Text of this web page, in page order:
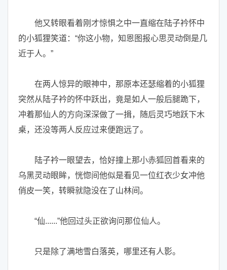
他又转眼看着刚才惊惧之中一直缩在陆子衿怀中
的小狐狸笑道：“你这小物，知恩图报心思灵动倒是几
近于人。”
在两人惊异的眼神中，那原本还瑟缩着的小狐狸
突然从陆子衿的怀中跃出，竟是如人一般后腿跪下，
冲着那仙人的方向深深做了一揖，随后灵巧地跃下木
桌，还没等两人反应过来便跑远了。
陆子衿一眼望去，恰好撞上那小赤狐回首看来的
乌黑灵动眼眸，恍惚间他似是看见一位红衣少女冲他
俏皮一笑，转瞬就隐没在了山林间。
“仙......”他回过头正欲询问那位仙人。
只是除了满地雪白落英，哪里还有人影。